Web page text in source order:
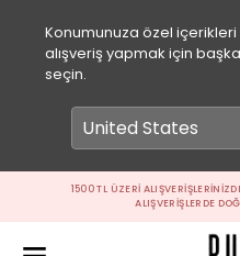
Konumunuza özel
alışveriş yapmak için
seçin.
1500 TL ÜZERI
ALIŞVERIŞLERDE